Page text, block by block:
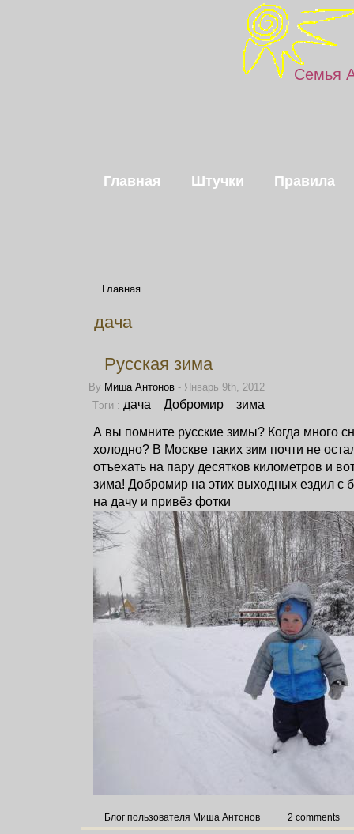
Семья
Главная Штучки Правила
Главная
дача
Русская зима
By Миша Антонов - Январь 9th, 2012
Тэги : дача Добромир зима
А вы помните русские зимы? Когда много
холодно? В Москве таких зим почти не
отъехать на пару десятков километров и
зима! Добромир на этих выходных ездил с
на дачу и привёз фотки
Блог пользователя Миша Антонов 2 comments